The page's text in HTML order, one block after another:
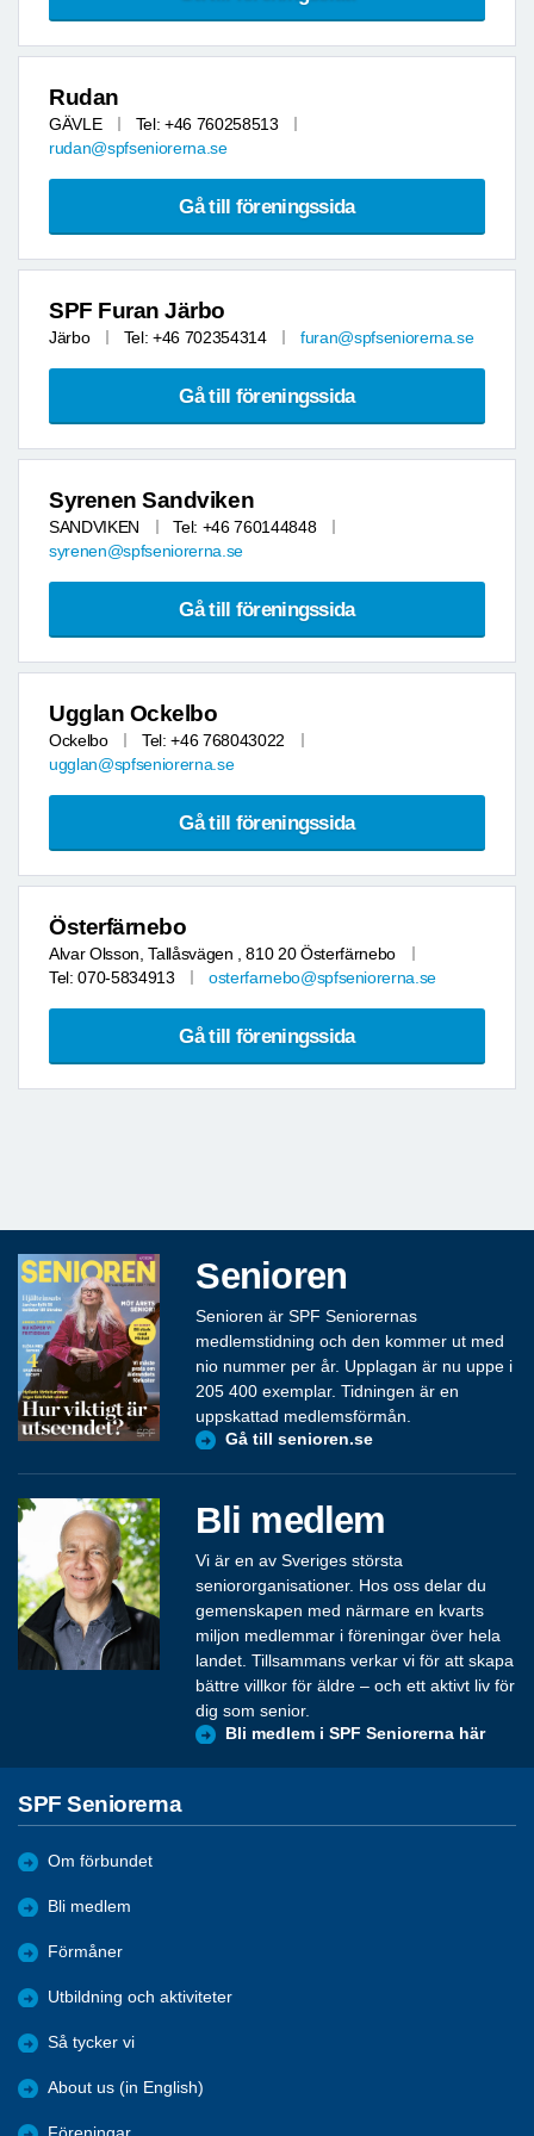
Rudan
GÄVLE
Tel: +46 760258513
rudan@spfseniorerna.se
Gå till föreningssida
SPF Furan Järbo
Järbo Tel: +46 702354314 furan@spfseniorerna.se
Gå till föreningssida
Syrenen Sandviken
SANDVIKEN
Tel: +46 760144848
syrenen@spfseniorerna.se
Gå till föreningssida
Ugglan Ockelbo
Ockelbo
Tel: +46 768043022
ugglan@spfseniorerna.se
Gå till föreningssida
Österfärnebo
Alvar Olsson, Tallåsvägen , 810 20 Österfärnebo
Tel: 070-5834913
osterfarnebo@spfseniorerna.se
Gå till föreningssida
Senioren
Senioren är SPF Seniorernas
medlemstidning och den kommer ut med
nio nummer per år. Upplagan är nu uppe i
205 400 exemplar. Tidningen är en
uppskattad medlemsförmån.
Gå till senioren.se
Bli medlem
Vi är en av Sveriges största
seniororganisationer. Hos oss delar du
gemenskapen med närmare en kvarts
miljon medlemmar i föreningar över hela
landet. Tillsammans verkar vi för att skapa
bättre villkor för äldre – och ett aktivt liv för
dig som senior.
Bli medlem i SPF Seniorerna här
SPF Seniorerna
Om förbundet
Bli medlem
Förmåner
Utbildning och aktiviteter
Så tycker vi
About us (in English)